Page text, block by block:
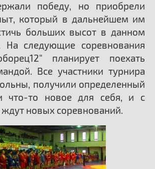
победу, но приобрели
который в дальнейшем им
больших высот в данном
На следующие соревнования
планирует поехать
Все участники турнира
получили определенный
что-то новое для себя, и с
новых соревнований.